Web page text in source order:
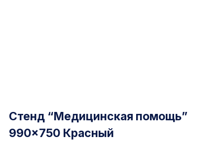
Стенд “Медицинская помощь”
990×750 Красный